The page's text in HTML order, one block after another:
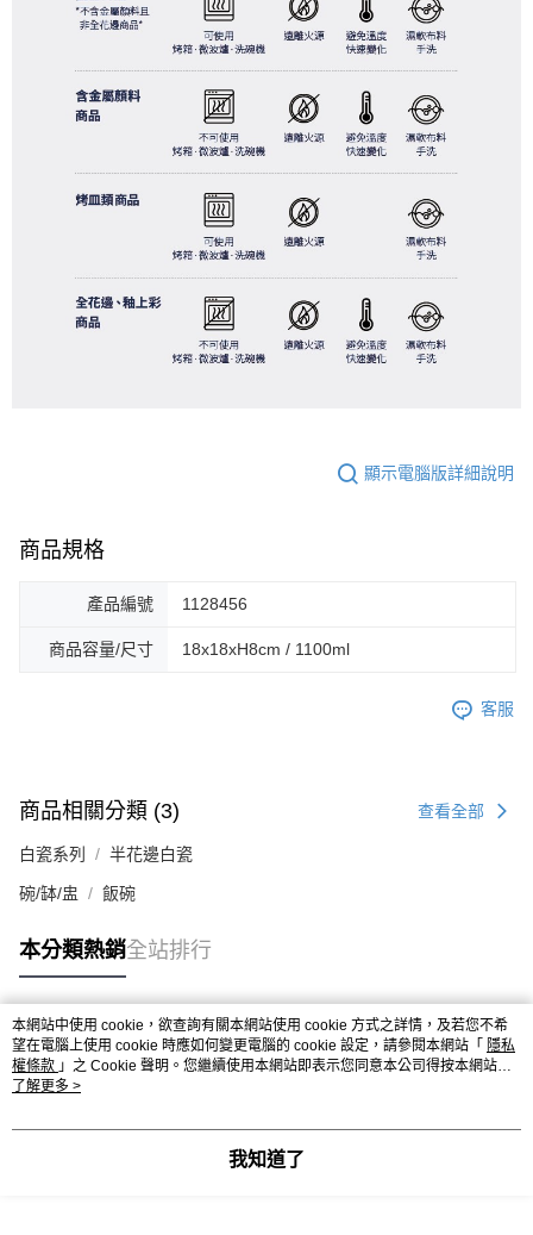
顯示電腦版詳細說明
商品規格
產品編號 1128456
商品容量/尺寸 18x18xH8cm / 1100ml
客服
商品相關分類 (3) 查看全部
白瓷系列 半花邊白瓷
碗/缽/盅 飯碗
本分類熱銷全站排行
熱門標籤
本網站中使用 cookie，欲查詢有關本網站使用 cookie 方式之詳情，及若您不希
望在電腦上使用 cookie 時應如何變更電腦的 cookie 設定，請參閱本網站「 隱私
權條款 」之 Cookie 聲明。您繼續使用本網站即表示您同意本公司得按本網站使
用條款之 Cookie 聲明使用 cookie。
了解更多 >
我知道了